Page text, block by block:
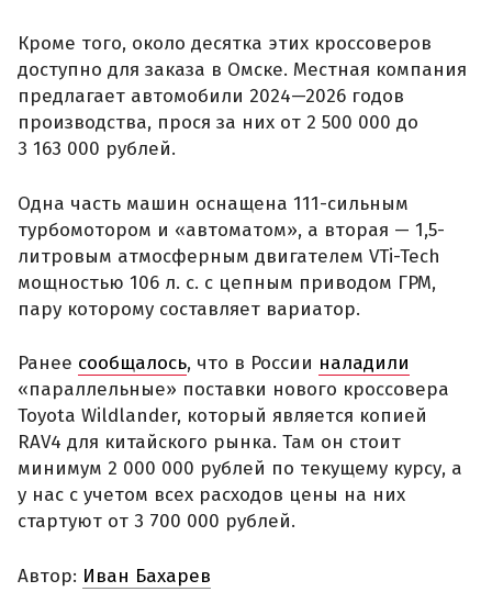
Кроме того, около десятка этих кроссоверов
доступно для заказа в Омске. Местная компания
предлагает автомобили 2024—2026 годов
производства, прося за них от 2 500 000 до
3 163 000 рублей.
Одна часть машин оснащена 111-сильным
турбомотором и «автоматом», а вторая — 1,5-
литровым атмосферным двигателем VTi-Tech
мощностью 106 л. с. с цепным приводом ГРМ,
пару которому составляет вариатор.
Ранее сообщалось, что в России наладили
«параллельные» поставки нового кроссовера
Toyota Wildlander, который является копией
RAV4 для китайского рынка. Там он стоит
минимум 2 000 000 рублей по текущему курсу, а
у нас с учетом всех расходов цены на них
стартуют от 3 700 000 рублей.
Автор: Иван Бахарев